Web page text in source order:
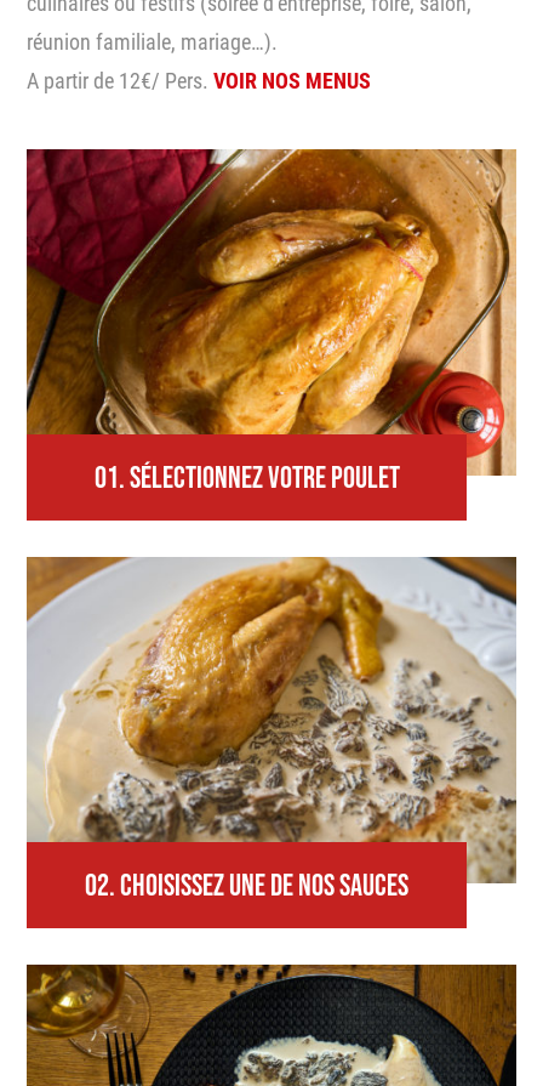
réunion familiale, mariage…).
A partir de 12€/ Pers.VOIR NOS MENUS
01.SÉLECTIONNEZ VOTRE POULET
02.CHOISISSEZ UNE DE NOS SAUCES